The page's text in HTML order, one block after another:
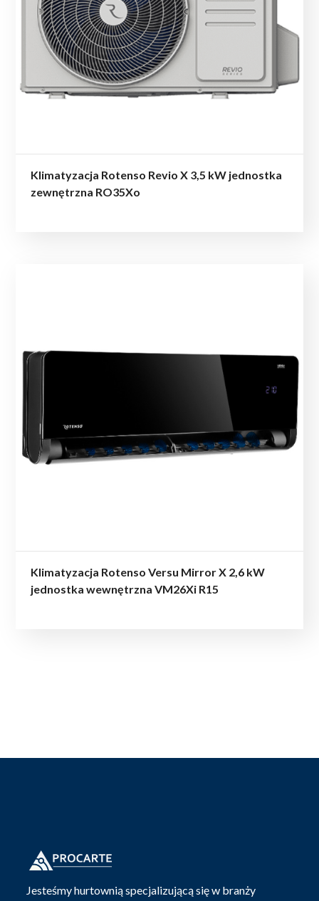
Klimatyzacja Rotenso Revio X 3,5 kW jednostka
zewnętrzna RO35Xo
Klimatyzacja Rotenso Versu Mirror X 2,6 kW
jednostka wewnętrzna VM26Xi R15
Jesteśmy hurtownią specjalizującą się w branży